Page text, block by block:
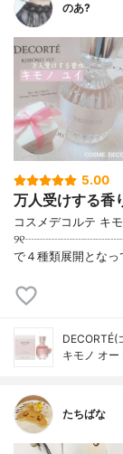
のあ?
5.00
万人受けする香
コスメデコルテ キ
で４種類展開とな
DECORTÉ(
キモノ オー
たちばな